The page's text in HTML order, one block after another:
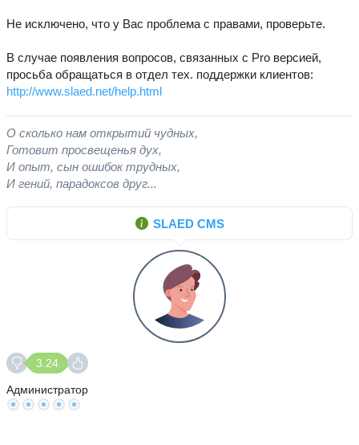
Не исключено, что у Вас проблема с правами, проверьте.
В случае появления вопросов, связанных с Pro версией,
просьба обращаться в отдел тех. поддержки клиентов:
http://www.slaed.net/help.html
О сколько нам открытий чудных,
Готовит просвещенья дух,
И опыт, сын ошибок трудных,
И гений, парадоксов друг...
SLAED CMS
3.24
Администратор